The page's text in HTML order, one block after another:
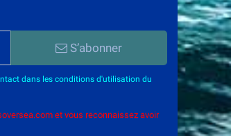
S’abonner
dans les conditions d'utilisation du
et vous reconnaissez avoir